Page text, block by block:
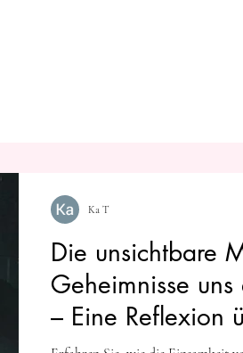
Die unsichtbare
Geheimnisse
– Eine Reflexion
Ka T